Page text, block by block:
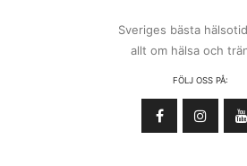
Sveriges bästa
allt om hälsa och
FÖLJ OSS PÅ: